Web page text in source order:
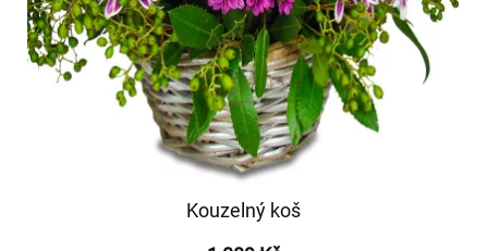
Kouzelný koš